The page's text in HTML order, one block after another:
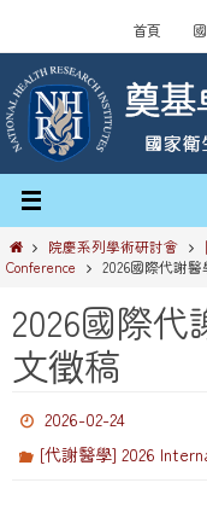
首頁
院慶系列學術研討會
Conference
2026國際代謝
2026國際
文徵稿
2026-02-24
[代謝醫學] 2026